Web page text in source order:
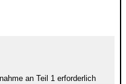
an Teil 1 erforderlich